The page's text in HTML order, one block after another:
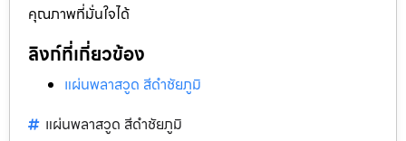
คุณภาพที่มั่นใจได้
ลิงก์ที่เกี่ยวข้อง
แผ่นพลาสวูด สีดำชัยภูมิ
แผ่นพลาสวูด สีดำชัยภูมิ